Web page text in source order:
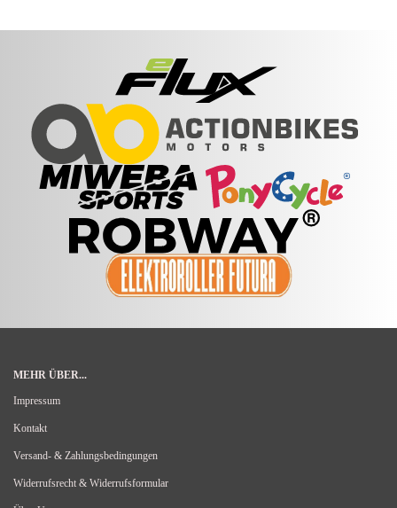
MEHR ÜBER...
Impressum
Kontakt
Versand- & Zahlungsbedingungen
Widerrufsrecht & Widerrufsformular